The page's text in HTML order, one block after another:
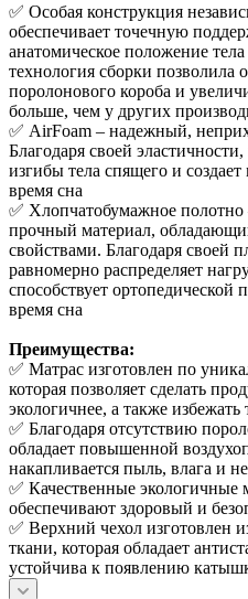
✅ Особая конструкция
обеспечивает точечную
анатомическое положение
технология сборки позволила
поролонового короба и
больше, чем у других
✅ AirFoam – надежный,
Благодаря своей
изгибы тела спящего и
время сна
✅ Хлопчатобумажное
прочный материал,
свойствами. Благодаря своей
равномерно распределяет
способствует ортопедической
время сна
Преимущества:
✅ Матрас изготовлен по
которая позволяет сделать
экологичнее, а также избежать
✅ Благодаря отсутствию
обладает повышенной
накапливается пыль, влага и
✅ Качественные экологичные
обеспечивают здоровый и
✅ Верхний чехол изготовлен
ткани, которая обладает
устойчива к появлению